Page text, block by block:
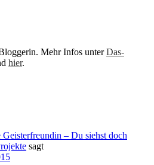
Mehr Infos unterDas-
hier.
– Du siehst doch
sagt